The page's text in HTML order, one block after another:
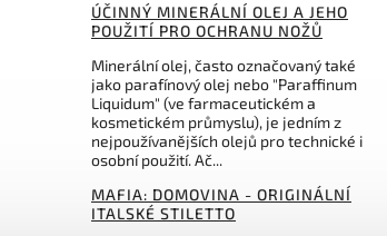
ÚČINNÝ MINERÁLNÍ OLEJ A JEHO
POUŽITÍ PRO OCHRANU NOŽŮ
Minerální olej, často označovaný také
jako parafínový olej nebo "Paraffinum
Liquidum" (ve farmaceutickém a
kosmetickém průmyslu), je jedním z
nejpoužívanějších olejů pro technické i
osobní použití. Ač...
MAFIA: DOMOVINA - ORIGINÁLNÍ
ITALSKÉ STILETTO